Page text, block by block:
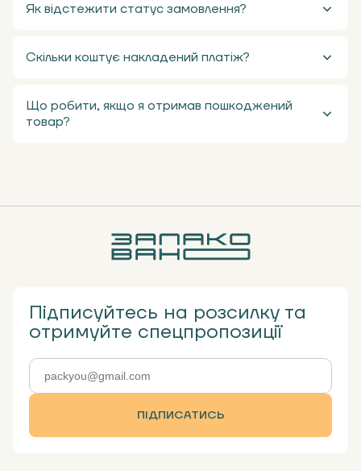
Як відстежити статус замовлення?
Скільки коштує накладений платіж?
Що робити, якщо я отримав пошкоджений
товар?
Підписуйтесь на розсилку та
отримуйте спецпропозиції
ПІДПИСАТИСЬ